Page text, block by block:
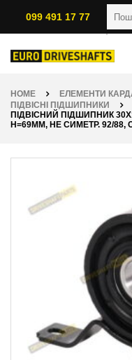
099 491 17 77
HOME
ЕЛЕМЕНТИ
ПІДВІСНІ ПІДШИПНИКИ
ПІДВІСНИЙ ПІДШИПНИК
H=69ММ, НЕ СИМЕТР. 92/88,